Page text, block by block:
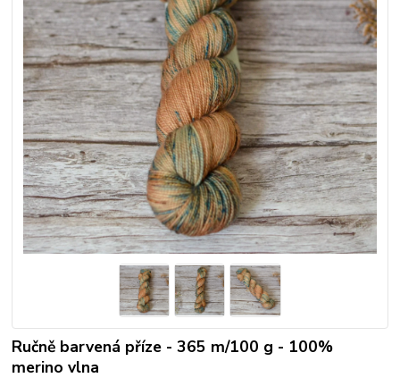
Ručně barvená příze - 365 m/100 g - 100%
merino vlna